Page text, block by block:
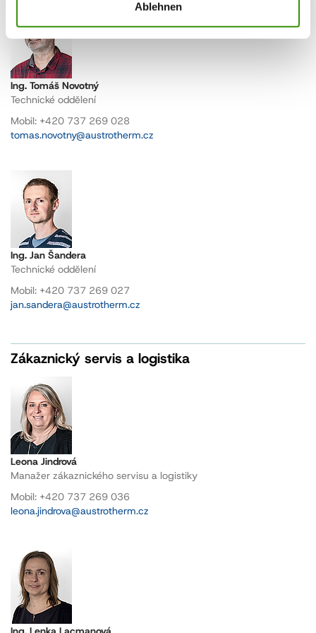
Ablehnen
Ing. Tomáš Novotný
Technické oddělení
Mobil: +420 737 269 028
tomas.novotny@austrotherm.cz
Ing. Jan Šandera
Technické oddělení
Mobil: +420 737 269 027
jan.sandera@austrotherm.cz
Zákaznický servis a logistika
Leona Jindrová
Manažer zákaznického servisu a logistiky
Mobil: +420 737 269 036
leona.jindrova@austrotherm.cz